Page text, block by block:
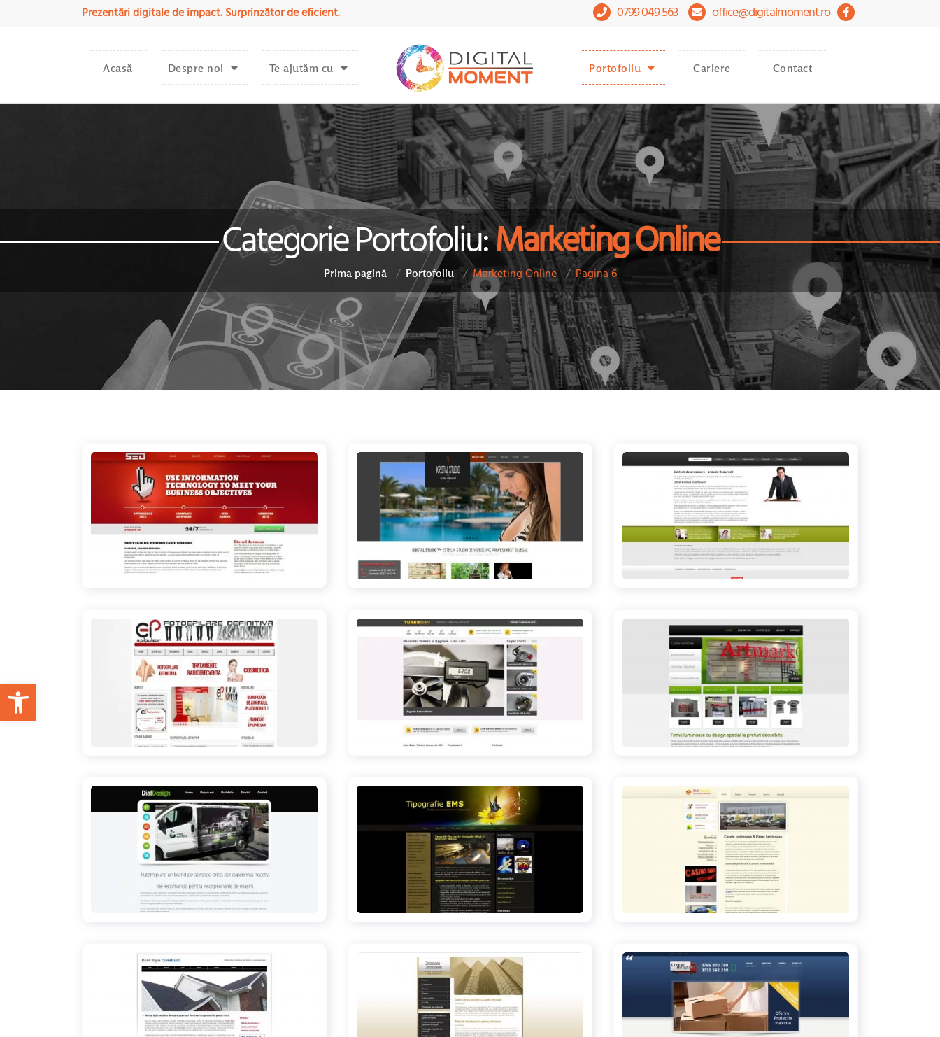
Prezentări digitale de impact. Surprinzător de eficient. office@digitalmoment.ro
0799 049 563
Acasă Despre noi Te ajutăm cu Portofoliu Cariere Contact
Categorie Portofoliu:Marketing Online
Prima pagină Portofoliu Marketing Online Pagina 6
publicitate-site-online.ro kristal-studio.ro cabinet-de-avocatura-bucuresti.ro
epilpulsar.com turboserv1995.ro dialadvertising.ro
dialdesign.ro tipografie-ems.ro casete-firme-luminoase.ro
Open toolbar